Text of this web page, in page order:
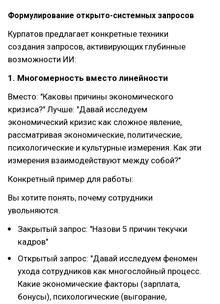
Формулирование открыто-системных запросов
Курпатов предлагает конкретные техники
создания запросов, активирующих глубинные
возможности ИИ:
1. Многомерность вместо линейности
Вместо: "Каковы причины экономического
кризиса?" Лучше: "Давай исследуем
экономический кризис как сложное явление,
рассматривая экономические, политические,
психологические и культурные измерения. Как эти
измерения взаимодействуют между собой?"
Конкретный пример для работы:
Вы хотите понять, почему сотрудники
увольняются.
Закрытый запрос: "Назови 5 причин текучки
кадров"
Открытый запрос: "Давай исследуем феномен
ухода сотрудников как многослойный процесс.
Какие экономические факторы (зарплата,
бонусы), психологические (выгорание,